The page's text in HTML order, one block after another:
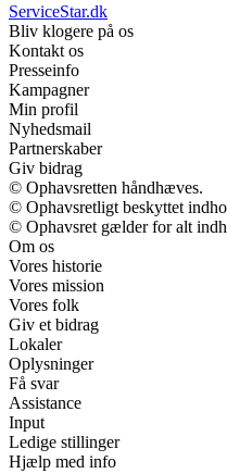
ServiceStar.dk
Bliv klogere på os
Kontakt os
Presseinfo
Kampagner
Min profil
Nyhedsmail
Partnerskaber
Giv bidrag
© Ophavsretten håndhæves.
© Ophavsretligt beskyttet
© Ophavsret gælder for alt
Om os
Vores historie
Vores mission
Vores folk
Giv et bidrag
Lokaler
Oplysninger
Få svar
Assistance
Input
Ledige stillinger
Hjælp med info